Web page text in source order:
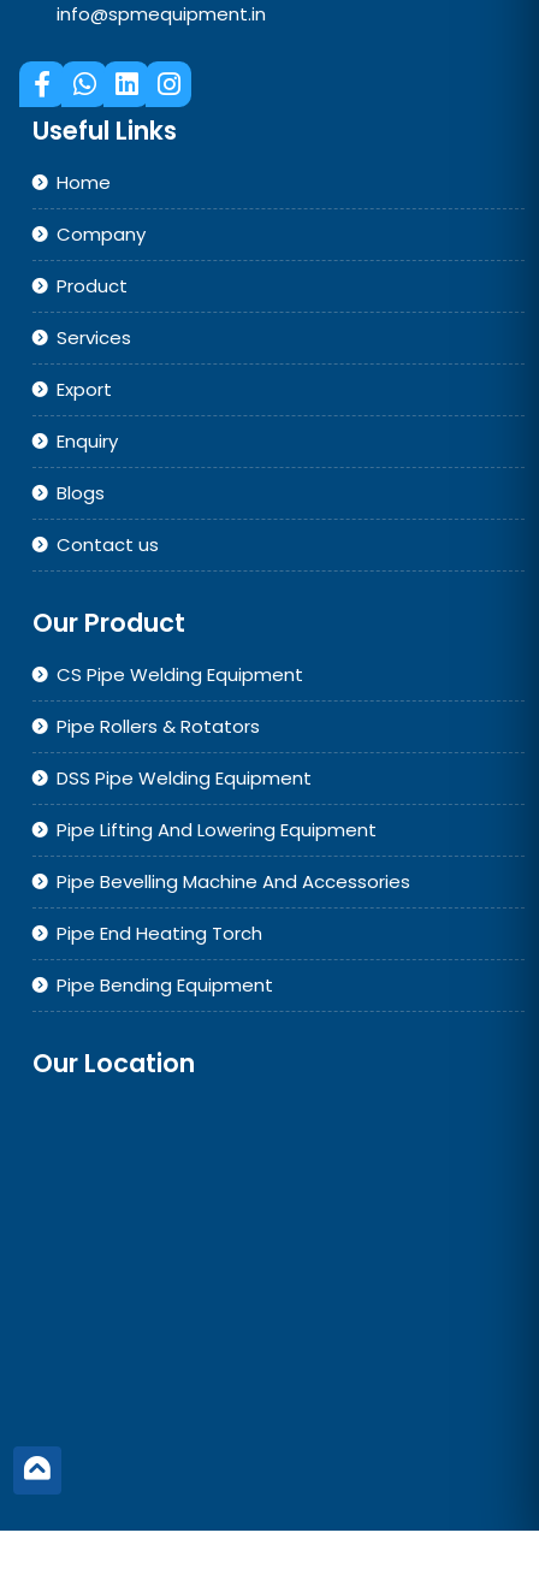
info@spmequipment.in
Useful Links
Home
Company
Product
Services
Export
Enquiry
Blogs
Contact us
Our Product
CS Pipe Welding Equipment
Pipe Rollers & Rotators
DSS Pipe Welding Equipment
Pipe Lifting And Lowering Equipment
Pipe Bevelling Machine And Accessories
Pipe End Heating Torch
Pipe Bending Equipment
Our Location